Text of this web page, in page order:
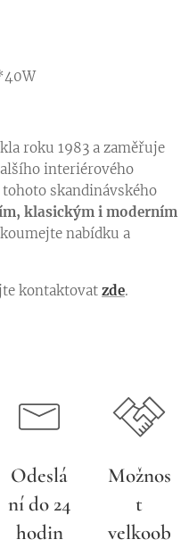
roku 1983 a zaměřuje
interiérového
skandinávského
klasickým i moderním
nabídku a
kontaktovat zde.
Odeslá
ní do 24
hodin
Možnos
t
velkoob